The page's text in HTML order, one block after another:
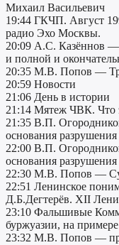
Михаил Васильевич
19:44 ГКЧП. Август
радио Эхо Москвы.
20:09 А.С. Казённов —
и полной и
20:35 М.В. Попов —
20:59 Новости
21:06 День в истории
21:14 Мятеж ЧВК.
21:35 В.П.
основания
22:00 В.П.
основания
22:30 М.В. Попов —
22:51 Ленинское
Д.Б.Дегтерёв. XII
23:10 Фальшивые
буржуазии, на
23:32 М.В. Попов —